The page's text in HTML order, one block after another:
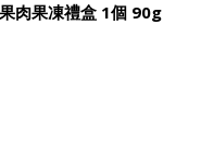
肉果凍禮盒 1個 90g